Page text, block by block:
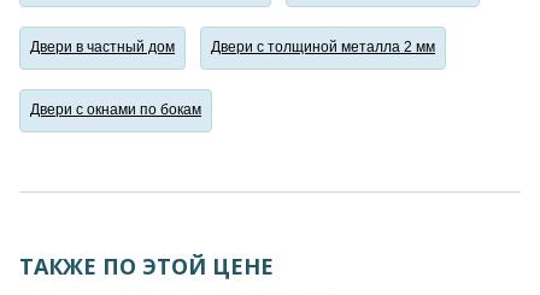
Двери в частный дом Двери с толщиной металла 2 мм
Двери с окнами по бокам
ТАКЖЕ ПО ЭТОЙ ЦЕНЕ